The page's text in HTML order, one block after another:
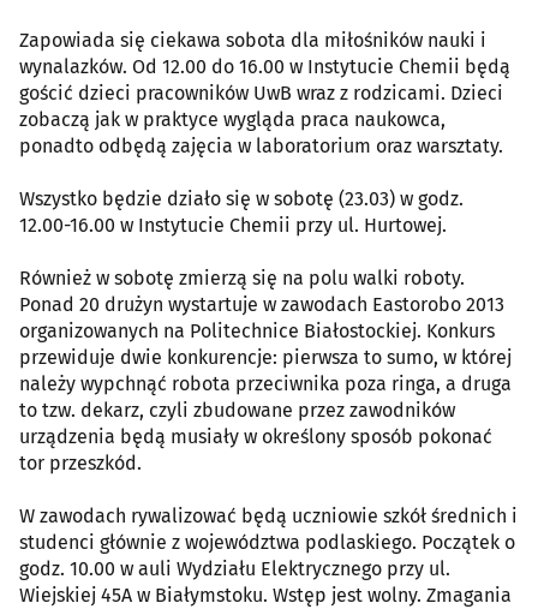
Zapowiada się ciekawa sobota dla miłośników nauki i
wynalazków. Od 12.00 do 16.00 w Instytucie Chemii będą
gościć dzieci pracowników UwB wraz z rodzicami. Dzieci
zobaczą jak w praktyce wygląda praca naukowca,
ponadto odbędą zajęcia w laboratorium oraz warsztaty.
Wszystko będzie działo się w sobotę (23.03) w godz.
12.00-16.00 w Instytucie Chemii przy ul. Hurtowej.
Również w sobotę zmierzą się na polu walki roboty.
Ponad 20 drużyn wystartuje w zawodach Eastorobo 2013
organizowanych na Politechnice Białostockiej. Konkurs
przewiduje dwie konkurencje: pierwsza to sumo, w której
należy wypchnąć robota przeciwnika poza ringa, a druga
to tzw. dekarz, czyli zbudowane przez zawodników
urządzenia będą musiały w określony sposób pokonać
tor przeszkód.
W zawodach rywalizować będą uczniowie szkół średnich i
studenci głównie z województwa podlaskiego. Początek o
godz. 10.00 w auli Wydziału Elektrycznego przy ul.
Wiejskiej 45A w Białymstoku. Wstęp jest wolny. Zmagania